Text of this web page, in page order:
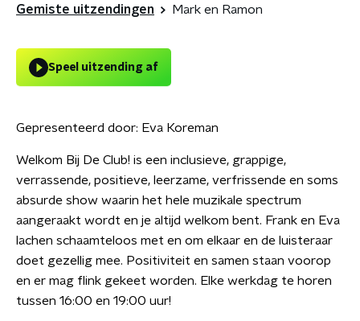
Gemiste uitzendingen Mark en Ramon
Speel uitzending af
Gepresenteerd door: Eva Koreman
Welkom Bij De Club! is een inclusieve, grappige,
verrassende, positieve, leerzame, verfrissende en soms
absurde show waarin het hele muzikale spectrum
aangeraakt wordt en je altijd welkom bent. Frank en Eva
lachen schaamteloos met en om elkaar en de luisteraar
doet gezellig mee. Positiviteit en samen staan voorop
en er mag flink gekeet worden. Elke werkdag te horen
tussen 16:00 en 19:00 uur!